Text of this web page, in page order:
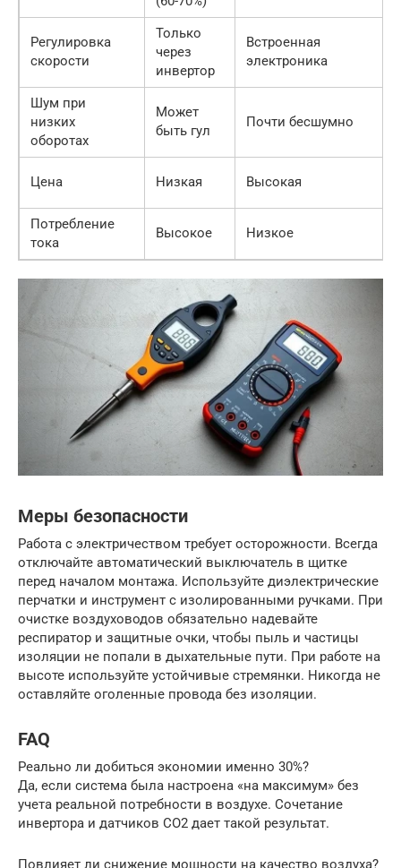
Регулировка
скорости
Только
через
инвертор
Встроенная
электроника
Шум при
низких
оборотах
Может
быть гул
Почти бесшумно
Цена Низкая Высокая
Потребление
тока
Высокое Низкое
Меры безопасности
Работа с электричеством требует осторожности. Всегда
отключайте автоматический выключатель в щитке
перед началом монтажа. Используйте диэлектрические
перчатки и инструмент с изолированными ручками. При
очистке воздуховодов обязательно надевайте
респиратор и защитные очки, чтобы пыль и частицы
изоляции не попали в дыхательные пути. При работе на
высоте используйте устойчивые стремянки. Никогда не
оставляйте оголенные провода без изоляции.
FAQ
Реально ли добиться экономии именно 30%?
Да, если система была настроена «на максимум» без
учета реальной потребности в воздухе. Сочетание
инвертора и датчиков CO2 дает такой результат.
Повлияет ли снижение мощности на качество воздуха?